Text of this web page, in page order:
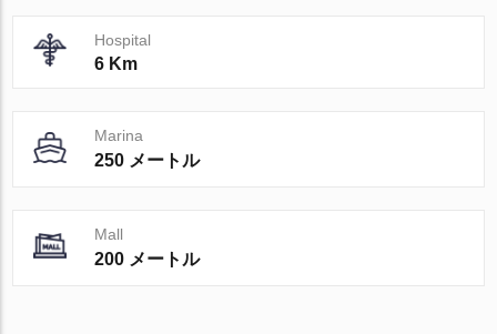
Hospital
6 Km
Marina
250 メートル
Mall
200 メートル